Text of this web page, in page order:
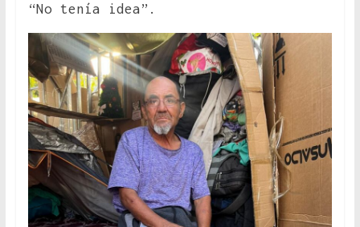
“No tenía idea”.